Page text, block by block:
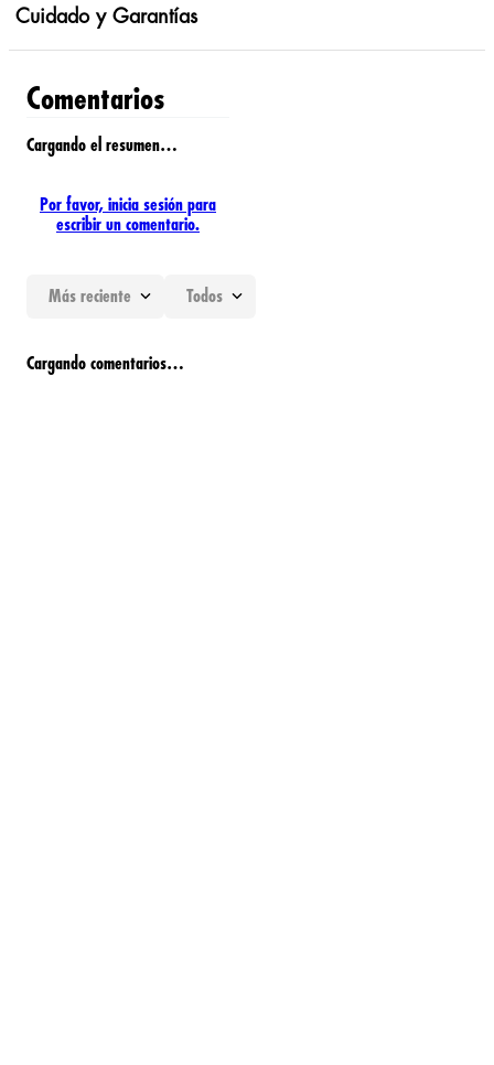
Cuidado y Garantías
Comentarios
Cargando el resumen…
Por favor, inicia sesión para
escribir un comentario.
Más reciente Todos
Cargando comentarios…